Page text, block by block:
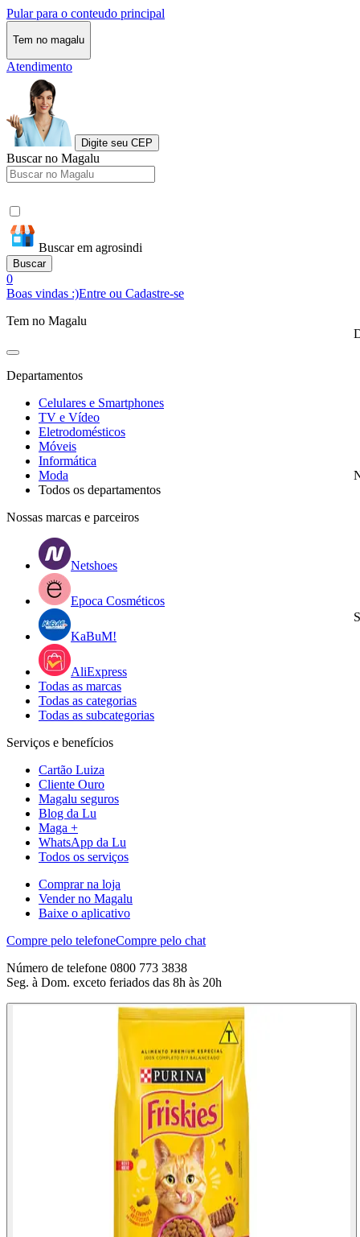
Pular para o conteudo principal
Tem no magalu
Atendimento
Digite seu CEP
Buscar no Magalu
Buscar em agrosindi
Buscar
0
Boas vindas :)Entre ou Cadastre-se
Tem no Magalu
Departamentos
Celulares e Smartphones
TV e Vídeo
Eletrodomésticos
Móveis
Informática
Moda
Todos os departamentos
Nossas marcas e parceiros
Netshoes
Epoca Cosméticos
KaBuM!
AliExpress
Todas as marcas
Todas as categorias
Todas as subcategorias
Serviços e benefícios
Cartão Luiza
Cliente Ouro
Magalu seguros
Blog da Lu
Maga +
WhatsApp da Lu
Todos os serviços
Comprar na loja
Vender no Magalu
Baixe o aplicativo
Compre pelo telefoneCompre pelo chat
Número de telefone 0800 773 3838
Seg. à Dom. exceto feriados das 8h às 20h